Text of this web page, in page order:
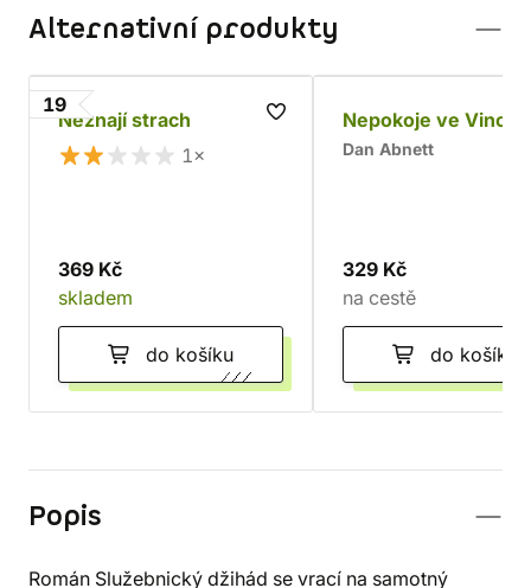
Alternativní produkty
19
Neznají strach
1×
369 Kč
skladem
do košíku
Nepokoje ve
Dan Abnett
329 Kč
na cestě
do košíku
Popis
Román Služebnický džihád se vrací na samotný